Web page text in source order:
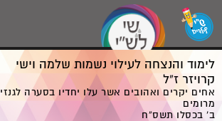
לימוד והנצחה לעילוי נשמות שלמה וישי
קרויזר ז”ל
אחים יקרים ואהובים אשר עלו יחדיו בסערה לגנזי
מרומים
ב' בכסלו תשס”ח